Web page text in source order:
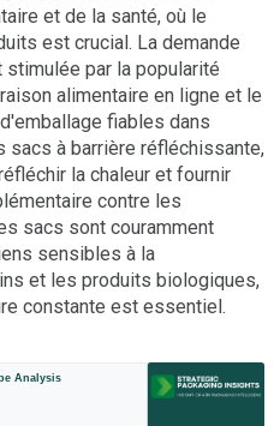
et de la santé, où le
est crucial. La demande
par la popularité
alimentaire en ligne et le
fiables dans
sacs à barrière réfléchissante,
la chaleur et fournir
contre les
sacs sont couramment
sensibles à la
et les produits biologiques,
constante est essentiel.